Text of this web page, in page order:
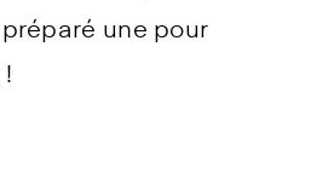
préparé une pour
!